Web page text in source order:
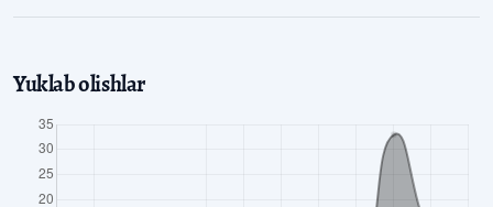
Yuklab olishlar